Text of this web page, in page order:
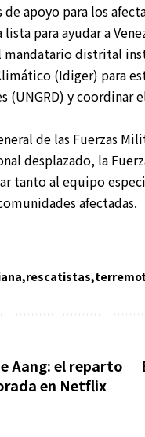
apoyo para los
para ayudar a
mandatario distrital
(Idiger) para
(UNGRD) y
de las Fuerzas
desplazado, la
tanto al equipo
afectadas.
rescatistas
Aang: el reparto
en Netflix